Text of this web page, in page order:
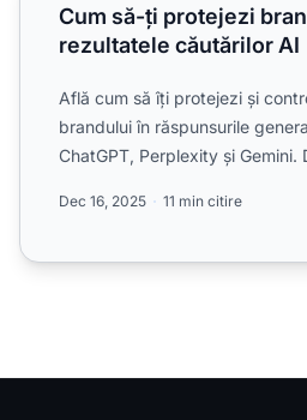
Cum să-ți protejezi
rezultatele căutărilor AI
Află cum să îți protejezi și
brandului în răspunsurile
ChatGPT, Perplexity și
Dec 16, 2025 11 min citire